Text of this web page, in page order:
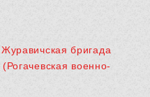
бригада
военно-